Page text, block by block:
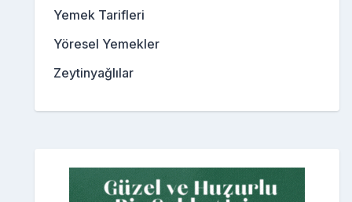
Yemek Tarifleri
Yöresel Yemekler
Zeytinyağlılar